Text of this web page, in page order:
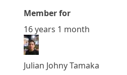
Member for
16 years 1 month
Julian Johny Tamaka